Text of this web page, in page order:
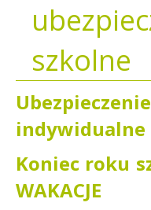
szkolne
indywidualne
Koniec roku
WAKACJE